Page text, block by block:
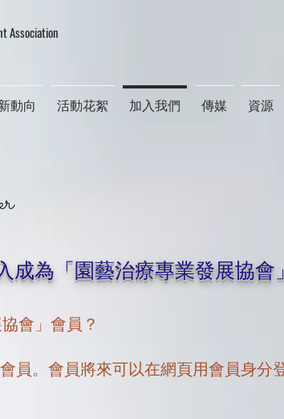
Association
動向 活動花絮 加入我們 傳媒 資源
成為「園藝治療專業發展協會
會」會員？
員。會員將來可以在網頁用會員身分